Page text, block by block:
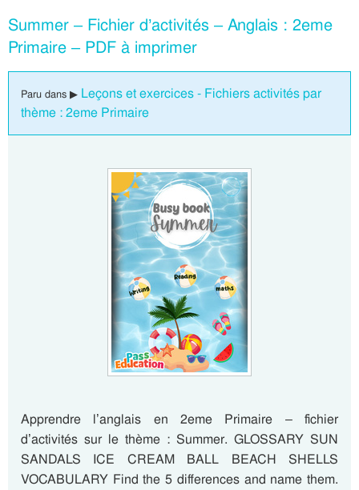
Summer – Fichier d’activités – Anglais : 2eme
Primaire – PDF à imprimer
Paru dans ▶ Leçons et exercices - Fichiers activités par
thème : 2eme Primaire
Apprendre l’anglais en 2eme Primaire – fichier
d’activités sur le thème : Summer. GLOSSARY SUN
SANDALS ICE CREAM BALL BEACH SHELLS
VOCABULARY Find the 5 differences and name them.